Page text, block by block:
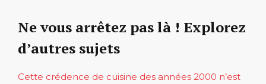
Ne vous arrêtez pas là ! Explorez
d’autres sujets
Cette crédence de cuisine des années 2000 n’est